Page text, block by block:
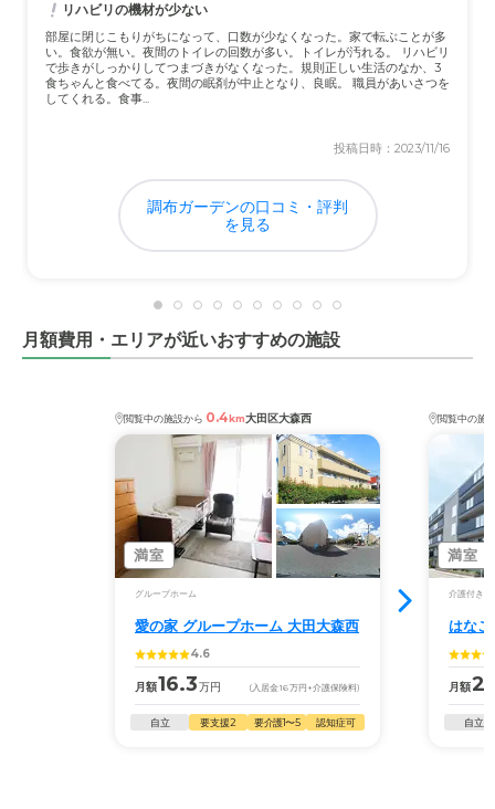
リハビリの機材が少ない
部屋に閉じこもりがちになって、口数が少なくなった。家で転ぶことが多
い。食欲が無い。夜間のトイレの回数が多い。トイレが汚れる。 リハビリ
で歩きがしっかりしてつまづきがなくなった。規則正しい生活のなか、3
食ちゃんと食べてる。夜間の眠剤が中止となり、良眠。 職員があいさつを
してくれる。食事...
投稿日時：2023/11/16
調布ガーデンの口コミ・評判
を見る
月額費用・エリアが近いおすすめの施設
閲覧中の施設から 0.4km大田区大森西
満室
グループホーム
愛の家 グループホーム 大田大森西
4.6
月額16.3万円 (入居金16万円 +介護保険料)
自立 要支援2 要介護1〜5 認知症可
閲覧中の施
満室
介護付き有
はな
月額
自立